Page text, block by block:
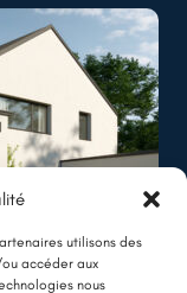
utilisons des
accéder aux
nous
une fuite